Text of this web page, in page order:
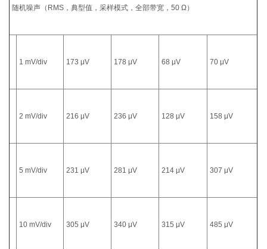
随机噪声（RMS，典型值，采样模式，全部带宽，50 Ω）
1 mV/div 173 μV 178 μV 68 μV 70 μV
2 mV/div 216 μV 236 μV 128 μV 158 μV
5 mV/div 231 μV 281 μV 214 μV 307 μV
10 mV/div 305 μV 340 μV 315 μV 485 μV